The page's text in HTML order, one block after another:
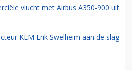
vlucht met Airbus A350-900 uit
KLM Erik Swelheim aan de slag